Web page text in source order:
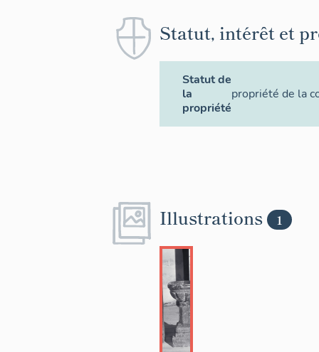
Statut, intérêt et
Statut de
la
propriété
propriété de la
Illustrations 1